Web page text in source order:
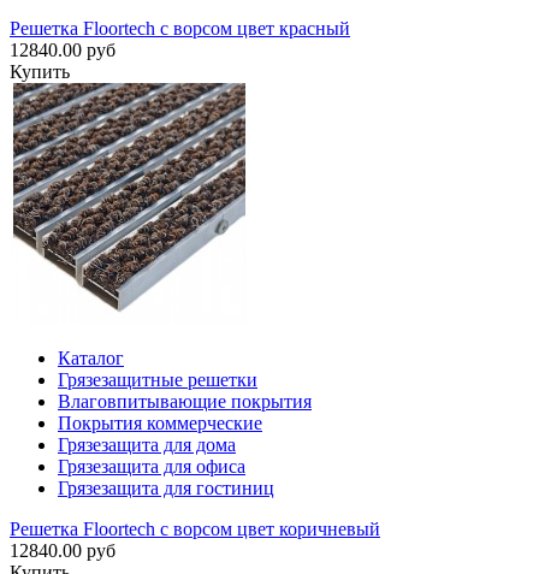
Решетка Floortech с ворсом цвет красный
12840.00 руб
Купить
Каталог
Грязезащитные решетки
Влаговпитывающие покрытия
Покрытия коммерческие
Грязезащита для дома
Грязезащита для офиса
Грязезащита для гостиниц
Решетка Floortech с ворсом цвет коричневый
12840.00 руб